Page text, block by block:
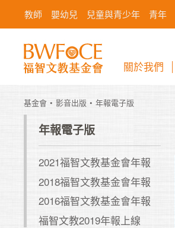
教師 嬰幼兒 兒童與青少年 青年
關於我們
基金會 影音出版 年報電子版
年報電子版
2021福智文教基金會年報
2018福智文教基金會年報
2016福智文教基金會年報
福智文教2019年報上線